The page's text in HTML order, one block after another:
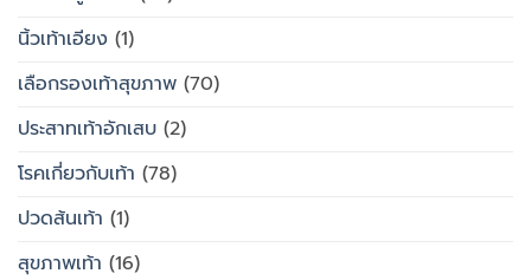
นิ้วเท้าเอียง (1)
เลือกรองเท้าสุขภาพ (70)
ประสาทเท้าอักเสบ (2)
โรคเกี่ยวกับเท้า (78)
ปวดส้นเท้า (1)
สุขภาพเท้า (16)